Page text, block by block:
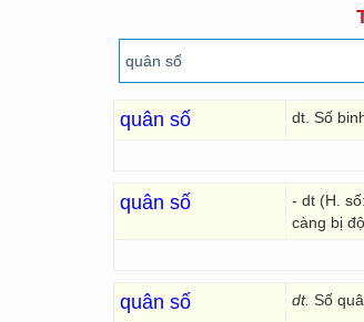
quân số dt. Số
quân số
- dt (H.
càng bị
quân số dt. Số